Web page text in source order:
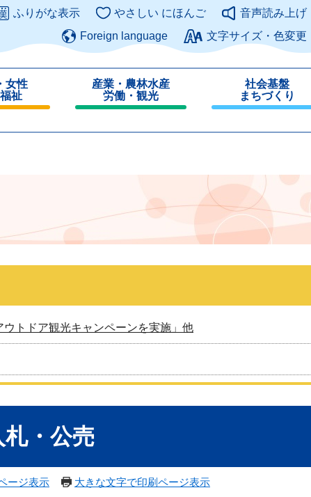
このページの本文へ
ふりがな表示 やさしい にほんご
音声読み上げ
Foreign language
文字サイズ・色変更
女性
祉
産業・農林水産
労働・観光
じ
社会基盤
まちづくり
じ
トドア観光キャンペーンを実施」他
札・公売
ージ表示 大きな文字で印刷ページ表示